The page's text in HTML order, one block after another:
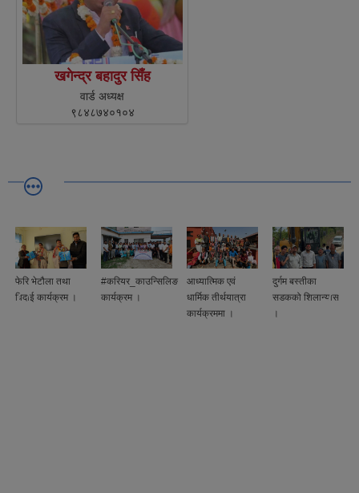
खगेन्द्र बहादुर सिँह
वार्ड अध्यक्ष
९८४८७४०१०४
फेरि भेटौला तथा
विदाई कार्यक्रम ।
#करियर_काउन्सिलिङ
कार्यक्रम ।
आध्यात्मिक एवं
धार्मिक तीर्थयात्रा
कार्यक्रममा ।
दुर्गम बस्तीका
सडकको शिलान्यास
।